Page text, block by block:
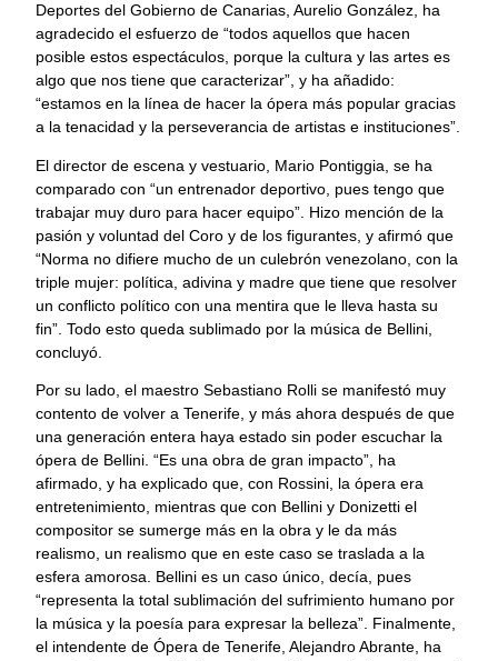
Deportes del Gobierno de Canarias, Aurelio González, ha
agradecido el esfuerzo de “todos aquellos que hacen
posible estos espectáculos, porque la cultura y las artes es
algo que nos tiene que caracterizar”, y ha añadido:
“estamos en la línea de hacer la ópera más popular gracias
a la tenacidad y la perseverancia de artistas e instituciones”.
El director de escena y vestuario, Mario Pontiggia, se ha
comparado con “un entrenador deportivo, pues tengo que
trabajar muy duro para hacer equipo”. Hizo mención de la
pasión y voluntad del Coro y de los figurantes, y afirmó que
“Norma no difiere mucho de un culebrón venezolano, con la
triple mujer: política, adivina y madre que tiene que resolver
un conflicto político con una mentira que le lleva hasta su
fin”. Todo esto queda sublimado por la música de Bellini,
concluyó.
Por su lado, el maestro Sebastiano Rolli se manifestó muy
contento de volver a Tenerife, y más ahora después de que
una generación entera haya estado sin poder escuchar la
ópera de Bellini. “Es una obra de gran impacto”, ha
afirmado, y ha explicado que, con Rossini, la ópera era
entretenimiento, mientras que con Bellini y Donizetti el
compositor se sumerge más en la obra y le da más
realismo, un realismo que en este caso se traslada a la
esfera amorosa. Bellini es un caso único, decía, pues
“representa la total sublimación del sufrimiento humano por
la música y la poesía para expresar la belleza”. Finalmente,
el intendente de Ópera de Tenerife, Alejandro Abrante, ha